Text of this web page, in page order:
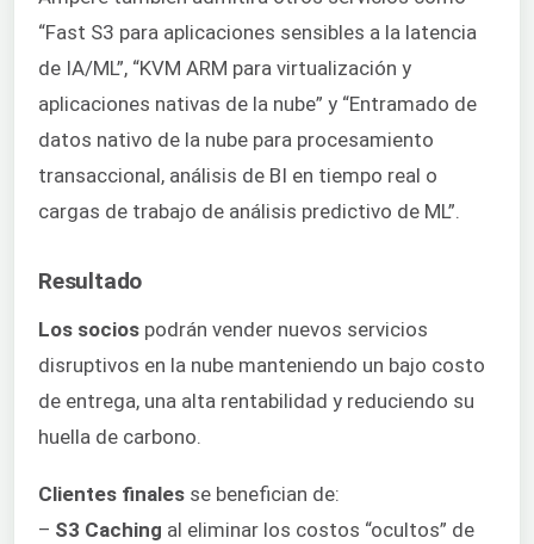
“Fast S3 para aplicaciones sensibles a la latencia
de IA/ML”, “KVM ARM para virtualización y
aplicaciones nativas de la nube” y “Entramado de
datos nativo de la nube para procesamiento
transaccional, análisis de BI en tiempo real o
cargas de trabajo de análisis predictivo de ML”.
Resultado
Los socios podrán vender nuevos servicios
disruptivos en la nube manteniendo un bajo costo
de entrega, una alta rentabilidad y reduciendo su
huella de carbono.
Clientes finales se benefician de:
– S3 Caching al eliminar los costos “ocultos” de